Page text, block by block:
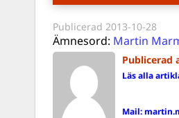
Publicerad 2013-10-28
Ämnesord: Martin
Publicerad
Läs alla
Mail: